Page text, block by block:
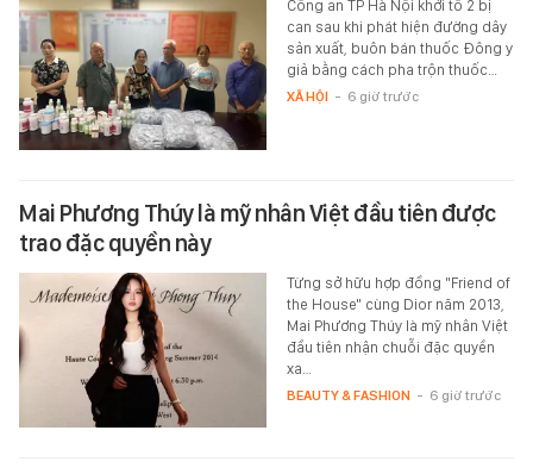
Công an TP Hà Nội khởi tố 2 bị
can sau khi phát hiện đường dây
sản xuất, buôn bán thuốc Đông y
giả bằng cách pha trộn thuốc…
XÃ HỘI - 6 giờ trước
Mai Phương Thúy là mỹ nhân Việt đầu tiên được
trao đặc quyền này
Từng sở hữu hợp đồng "Friend of
the House" cùng Dior năm 2013,
Mai Phương Thúy là mỹ nhân Việt
đầu tiên nhận chuỗi đặc quyền
xa…
BEAUTY & FASHION - 6 giờ trước